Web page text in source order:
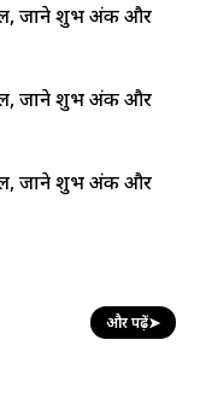
जाने शुभ अंक और
जाने शुभ अंक और
जाने शुभ अंक और
और पढ़ें➤